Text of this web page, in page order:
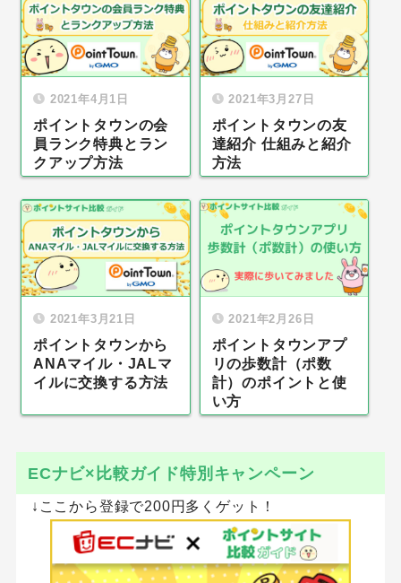
2021年4月1日
ポイントタウンの会
員ランク特典とラン
クアップ方法
2021年3月27日
ポイントタウンの友
達紹介 仕組みと紹介
方法
2021年3月21日
ポイントタウンから
ANAマイル・JALマ
イルに交換する方法
2021年2月26日
ポイントタウンアプ
リの歩数計（ポ数
計）のポイントと使
い方
ECナビ×比較ガイド特別キャンペーン
↓ここから登録で200円多くゲット！